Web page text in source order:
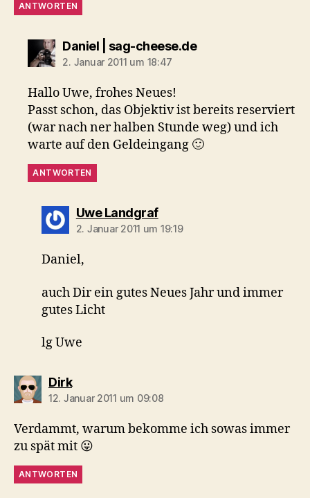
ANTWORTEN
Daniel | sag-cheese.desagt:
2. Januar 2011 um 18:47
Hallo Uwe, frohes Neues!
Passt schon, das Objektiv ist bereits reserviert
(war nach ner halben Stunde weg) und ich
warte auf den Geldeingang 🙂
ANTWORTEN
Uwe Landgrafsagt:
2. Januar 2011 um 19:19
Daniel,
auch Dir ein gutes Neues Jahr und immer
gutes Licht
lg Uwe
Dirksagt:
12. Januar 2011 um 09:08
Verdammt, warum bekomme ich sowas immer
zu spät mit 😛
ANTWORTEN